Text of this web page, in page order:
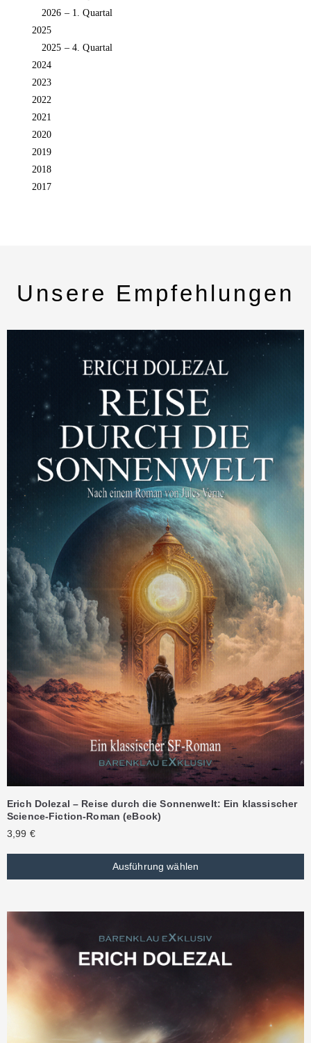
2026 – 1. Quartal
2025
2025 – 4. Quartal
2024
2023
2022
2021
2020
2019
2018
2017
Unsere Empfehlungen
Erich Dolezal – Reise durch die Sonnenwelt: Ein klassischer
Science-Fiction-Roman (eBook)
3,99 €
Ausführung wählen